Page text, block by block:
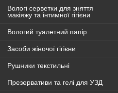
Вологі серветки для зняття
макіяжу та інтимної гігієни
Вологий туалетний папір
Засоби жіночої гігієни
Рушники текстильні
Презервативи та гелі для УЗД